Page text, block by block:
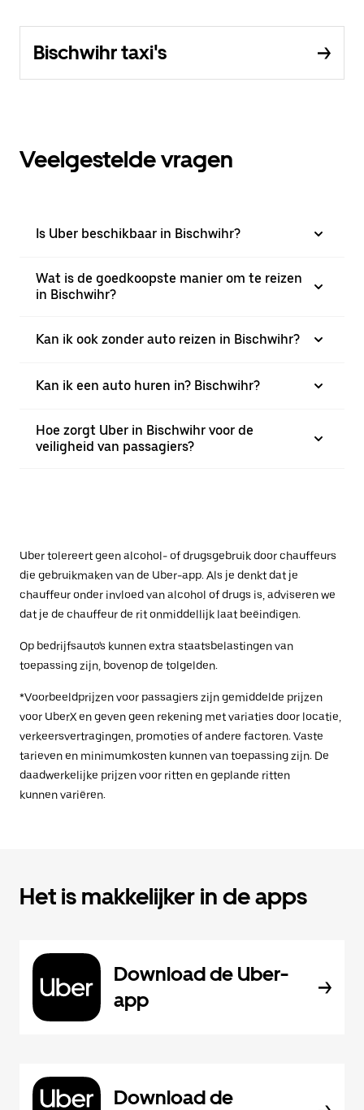
Bischwihr taxi's
Veelgestelde vragen
Is Uber beschikbaar in Bischwihr?
Wat is de goedkoopste manier om te reizen
in Bischwihr?
Kan ik ook zonder auto reizen in Bischwihr?
Kan ik een auto huren in? Bischwihr?
Hoe zorgt Uber in Bischwihr voor de
veiligheid van passagiers?
Uber tolereert geen alcohol- of drugsgebruik door chauffeurs
die gebruikmaken van de Uber-app. Als je denkt dat je
chauffeur onder invloed van alcohol of drugs is, adviseren we
dat je de chauffeur de rit onmiddellijk laat beëindigen.
Op bedrijfsauto's kunnen extra staatsbelastingen van
toepassing zijn, bovenop de tolgelden.
*Voorbeeldprijzen voor passagiers zijn gemiddelde prijzen
voor UberX en geven geen rekening met variaties door locatie,
verkeersvertragingen, promoties of andere factoren. Vaste
tarieven en minimumkosten kunnen van toepassing zijn. De
daadwerkelijke prijzen voor ritten en geplande ritten
kunnen variëren.
Het is makkelijker in de apps
Download de Uber-
app
Download de